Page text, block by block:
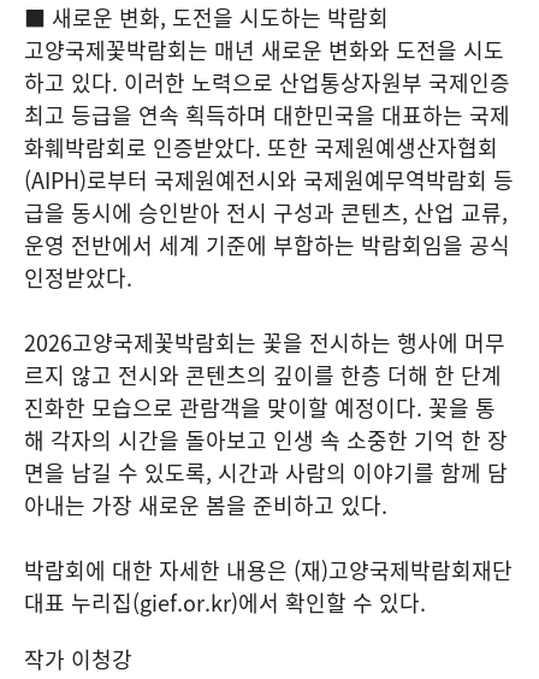
■ 새로운 변화, 도전을 시도하는 박람회
고양국제꽃박람회는 매년 새로운 변화와 도전을 시도
하고 있다. 이러한 노력으로 산업통상자원부 국제인증
최고 등급을 연속 획득하며 대한민국을 대표하는 국제
화훼박람회로 인증받았다. 또한 국제원예생산자협회
(AIPH)로부터 국제원예전시와 국제원예무역박람회 등
급을 동시에 승인받아 전시 구성과 콘텐츠, 산업 교류,
운영 전반에서 세계 기준에 부합하는 박람회임을 공식
인정받았다.
2026고양국제꽃박람회는 꽃을 전시하는 행사에 머무
르지 않고 전시와 콘텐츠의 깊이를 한층 더해 한 단계
진화한 모습으로 관람객을 맞이할 예정이다. 꽃을 통
해 각자의 시간을 돌아보고 인생 속 소중한 기억 한 장
면을 남길 수 있도록, 시간과 사람의 이야기를 함께 담
아내는 가장 새로운 봄을 준비하고 있다.
박람회에 대한 자세한 내용은 (재)고양국제박람회재단
대표 누리집(gief.or.kr)에서 확인할 수 있다.
작가 이청강